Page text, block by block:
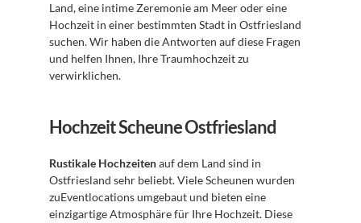
Land, eine intime Zeremonie am Meer oder eine
Hochzeit in einer bestimmten Stadt in Ostfriesland
suchen. Wir haben die Antworten auf diese Fragen
und helfen Ihnen, Ihre Traumhochzeit zu
verwirklichen.
Hochzeit Scheune Ostfriesland
Rustikale Hochzeiten auf dem Land sind in
Ostfriesland sehr beliebt. Viele Scheunen wurden
zuEventlocations umgebaut und bieten eine
einzigartige Atmosphäre für Ihre Hochzeit. Diese